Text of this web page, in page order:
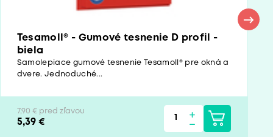
Tesamoll® - Gumové tesnenie D profil -
biela
Samolepiace gumové tesnenie Tesamoll® pre okná a
dvere. Jednoduché...
7,90 € pred zľavou
5,39 €